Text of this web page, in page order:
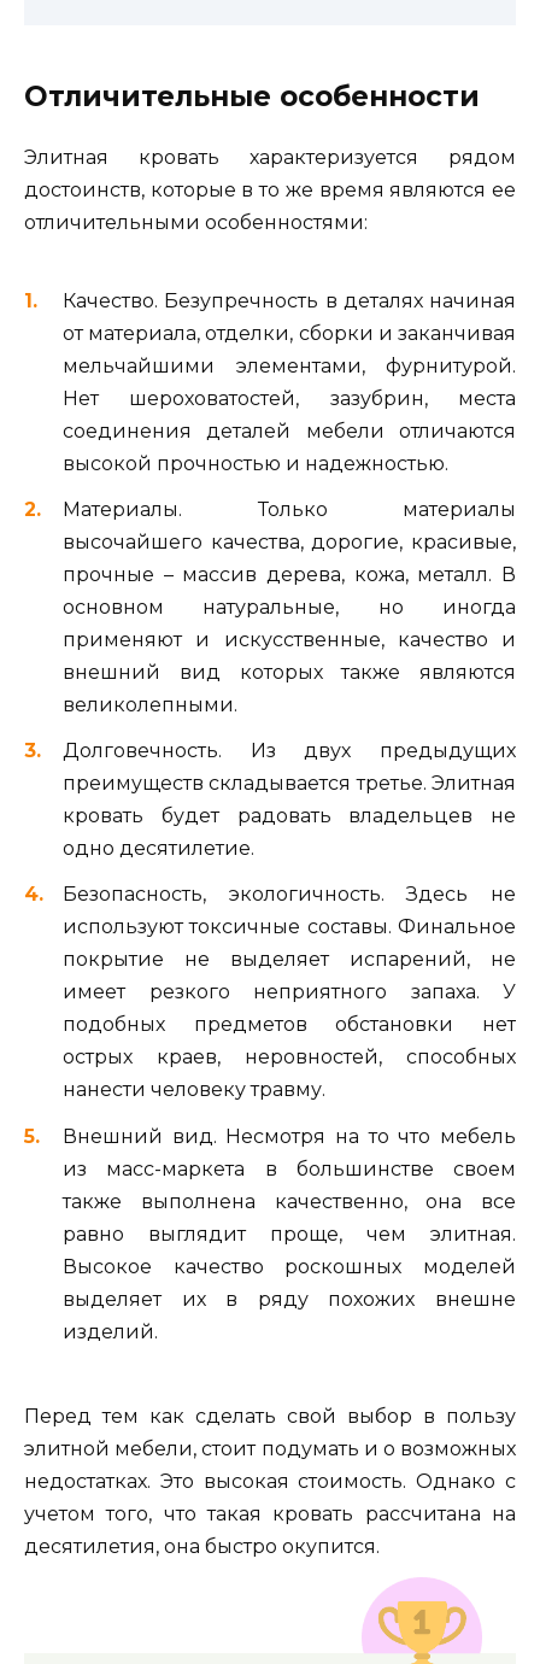
Отличительные особенности
Элитная кровать характеризуется рядом
достоинств, которые в то же время являются ее
отличительными особенностями:
Качество. Безупречность в деталях начиная
от материала, отделки, сборки и заканчивая
мельчайшими элементами, фурнитурой.
Нет шероховатостей, зазубрин, места
соединения деталей мебели отличаются
высокой прочностью и надежностью.
Материалы. Только материалы
высочайшего качества, дорогие, красивые,
прочные – массив дерева, кожа, металл. В
основном натуральные, но иногда
применяют и искусственные, качество и
внешний вид которых также являются
великолепными.
Долговечность. Из двух предыдущих
преимуществ складывается третье. Элитная
кровать будет радовать владельцев не
одно десятилетие.
Безопасность, экологичность. Здесь не
используют токсичные составы. Финальное
покрытие не выделяет испарений, не
имеет резкого неприятного запаха. У
подобных предметов обстановки нет
острых краев, неровностей, способных
нанести человеку травму.
Внешний вид. Несмотря на то что мебель
из масс-маркета в большинстве своем
также выполнена качественно, она все
равно выглядит проще, чем элитная.
Высокое качество роскошных моделей
выделяет их в ряду похожих внешне
изделий.
Перед тем как сделать свой выбор в пользу
элитной мебели, стоит подумать и о возможных
недостатках. Это высокая стоимость. Однако с
учетом того, что такая кровать рассчитана на
десятилетия, она быстро окупится.